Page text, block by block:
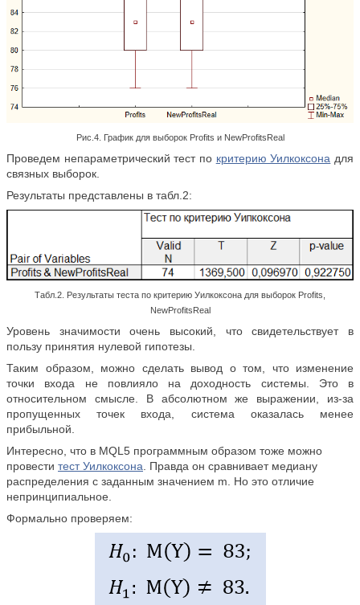
Рис.4. График для выборок Profits и NewProfitsReal
Проведем непараметрический тест по критерию Уилкоксона для
связных выборок.
Результаты представлены в табл.2:
Табл.2. Результаты теста по критерию Уилкоксона для выборок Profits,
NewProfitsReal
Уровень значимости очень высокий, что свидетельствует в
пользу принятия нулевой гипотезы.
Таким образом, можно сделать вывод о том, что изменение
точки входа не повлияло на доходность системы. Это в
относительном смысле. В абсолютном же выражении, из-за
пропущенных точек входа, система оказалась менее
прибыльной.
Интересно, что в MQL5 программным образом тоже можно
провести тест Уилкоксона . Правда он сравнивает медиану
распределения с заданным значением m. Но это отличие
непринципиальное.
Формально проверяем: